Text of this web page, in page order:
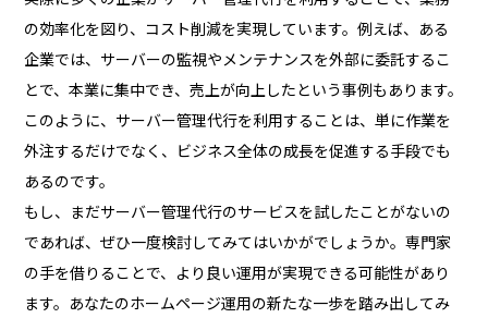
の効率化を図り、コスト削減を実現しています。例えば、ある
企業では、サーバーの監視やメンテナンスを外部に委託するこ
とで、本業に集中でき、売上が向上したという事例もあります。
このように、サーバー管理代行を利用することは、単に作業を
外注するだけでなく、ビジネス全体の成長を促進する手段でも
あるのです。
もし、まだサーバー管理代行のサービスを試したことがないの
であれば、ぜひ一度検討してみてはいかがでしょうか。専門家
の手を借りることで、より良い運用が実現できる可能性があり
ます。あなたのホームページ運用の新たな一歩を踏み出してみ